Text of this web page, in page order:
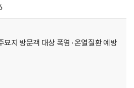
지 방문객 대상 폭염·온열질환 예방